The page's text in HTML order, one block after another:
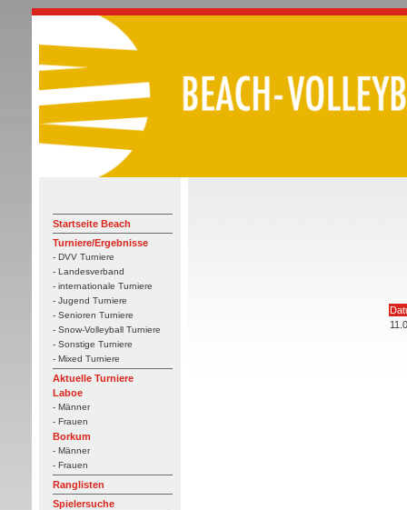
Startseite Beach
Turniere/Ergebnisse
- DVV Turniere
- Landesverband
- internationale Turniere
- Jugend Turniere
- Senioren Turniere
- Snow-Volleyball Turniere
- Sonstige Turniere
- Mixed Turniere
Aktuelle Turniere
Laboe
- Männer
- Frauen
Borkum
- Männer
- Frauen
Ranglisten
Spielersuche